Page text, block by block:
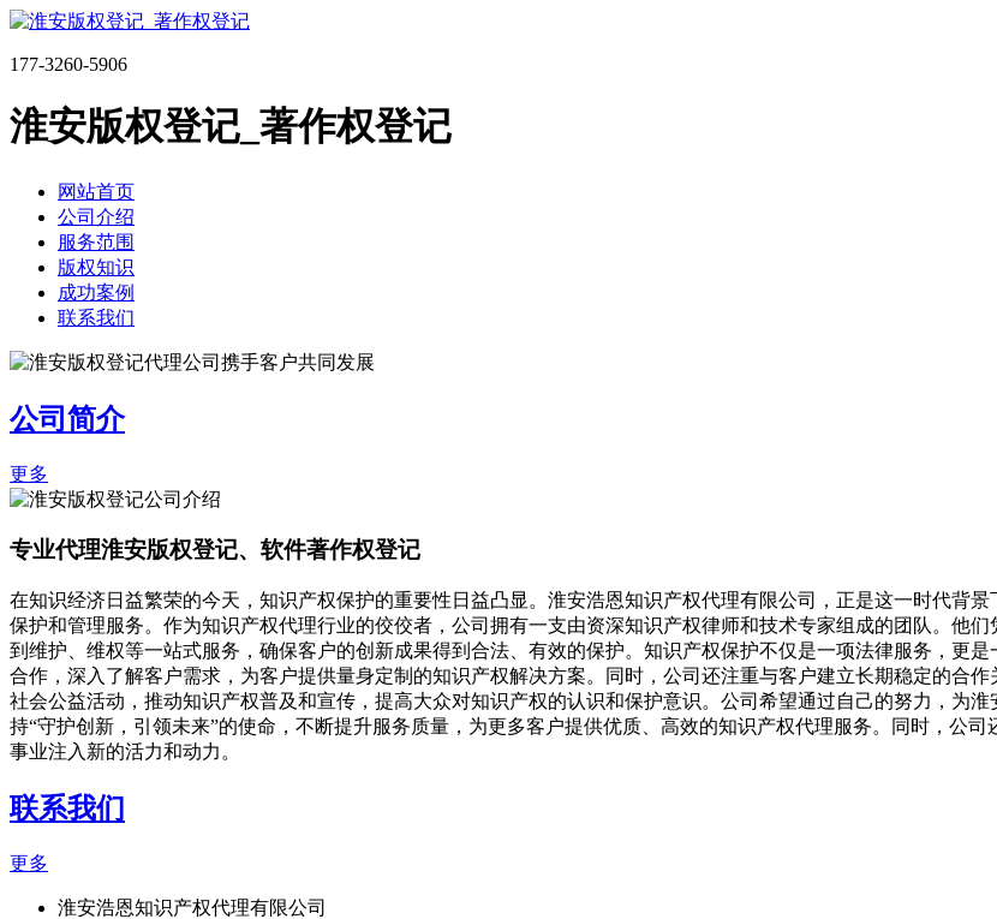
177-3260-5906
淮安版权登记_著作权登记
网站首页
公司介绍
服务范围
版权知识
成功案例
联系我们
公司简介
更多
专业代理淮安版权登记、软件著作权登记
在知识经济日益繁荣的今天，知识产权保护的重要性日益凸显。淮安浩恩知识产权代理有限公司，正是这一时代背
保护和管理服务。作为知识产权代理行业的佼佼者，公司拥有一支由资深知识产权律师和技术专家组成的团队。他
到维护、维权等一站式服务，确保客户的创新成果得到合法、有效的保护。知识产权保护不仅是一项法律服务，更
合作，深入了解客户需求，为客户提供量身定制的知识产权解决方案。同时，公司还注重与客户建立长期稳定的合
社会公益活动，推动知识产权普及和宣传，提高大众对知识产权的认识和保护意识。公司希望通过自己的努力，为
持“守护创新，引领未来”的使命，不断提升服务质量，为更多客户提供优质、高效的知识产权代理服务。同时，公
事业注入新的活力和动力。
联系我们
更多
淮安浩恩知识产权代理有限公司